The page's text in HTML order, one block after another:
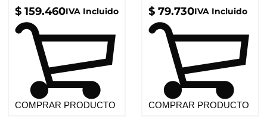
HERRAMIENTAS HASTA 5
KG UDE-2 REF S049AA00
$ 159.460IVA Incluido
COMPRAR PRODUCTO
$ 79.730IVA Incluido
COMPRAR PRODUCTO